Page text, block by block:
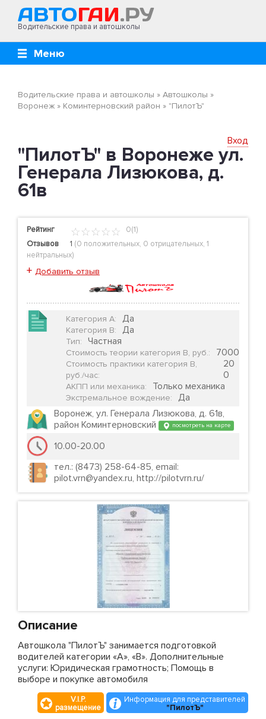
Водительские права и автошколы
Меню
Водительские права и автошколы » Автошколы »
Воронеж » Коминтерновский район » "ПилотЪ"
Вход
"ПилотЪ" в Воронеже ул.
Генерала Лизюкова, д.
61в
Рейтинг
0(1)
Отзывов
1 (0 положительных, 0 отрицательных, 1
нейтральных)
+ Добавить отзыв
Категория А: Да
Категория B: Да
Тип: Частная
Стоимость теории категория B, руб.: 7000
Стоимость практики категория B,
руб./час:
20
0
АКПП или механика: Только механика
Экстремальное вождение:
Да
Воронеж, ул. Генерала Лизюкова, д. 61в,
район Коминтерновский
посмотреть на карте
10.00-20.00
тел.: (8473) 258-64-85, email:
pilot.vrn@yandex.ru, http://pilotvrn.ru/
Описание
Автошкола "ПилотЪ" занимается подготовкой
водителей категории «А», «В». Дополнительные
услуги: Юридическая грамотность; Помощь в
выборе и покупке автомобиля
V.I.P.
размещение
Информация для представителей
"ПилотЪ"